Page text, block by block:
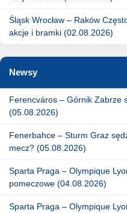
Śląsk Wrocław – Raków
akcje i bramki (02.08.2026)
Newsy
Ferencváros – Górnik Zabrze
(05.08.2026)
Fenerbahce – Sturm Graz
mecz? (05.08.2026)
Sparta Praga – Olympique
pomeczowe (04.08.2026)
Sparta Praga – Olympique